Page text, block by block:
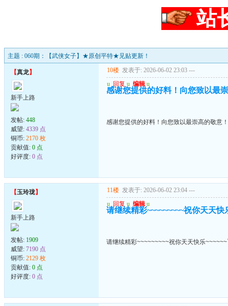
站
主题 : 060期：【武侠女子】★原创平特★见贴更新！
【真龙】
新手上路
发帖: 448
威望: 4339 点
铜币: 2170 枚
贡献值: 0 点
好评度: 0 点
10楼 发表于: 2026-06-02 23:03 ---
u 回复 u 编辑 u
感谢您提供的好料！向您致以最
感谢您提供的好料！向您致以最崇高的敬意
【玉玲珑】
新手上路
发帖: 1909
威望: 7190 点
铜币: 2129 枚
贡献值: 0 点
好评度: 0 点
11楼 发表于: 2026-06-02 23:04 ---
u 回复 u 编辑 u
请继续精彩~~~~~~~~~祝你天天快
请继续精彩~~~~~~~~~祝你天天快乐